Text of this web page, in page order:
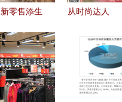
合
新零售添生
购全国200
家门店同步
开业 服装
从时尚达人
零售新星如
何以差异化
货架打造品